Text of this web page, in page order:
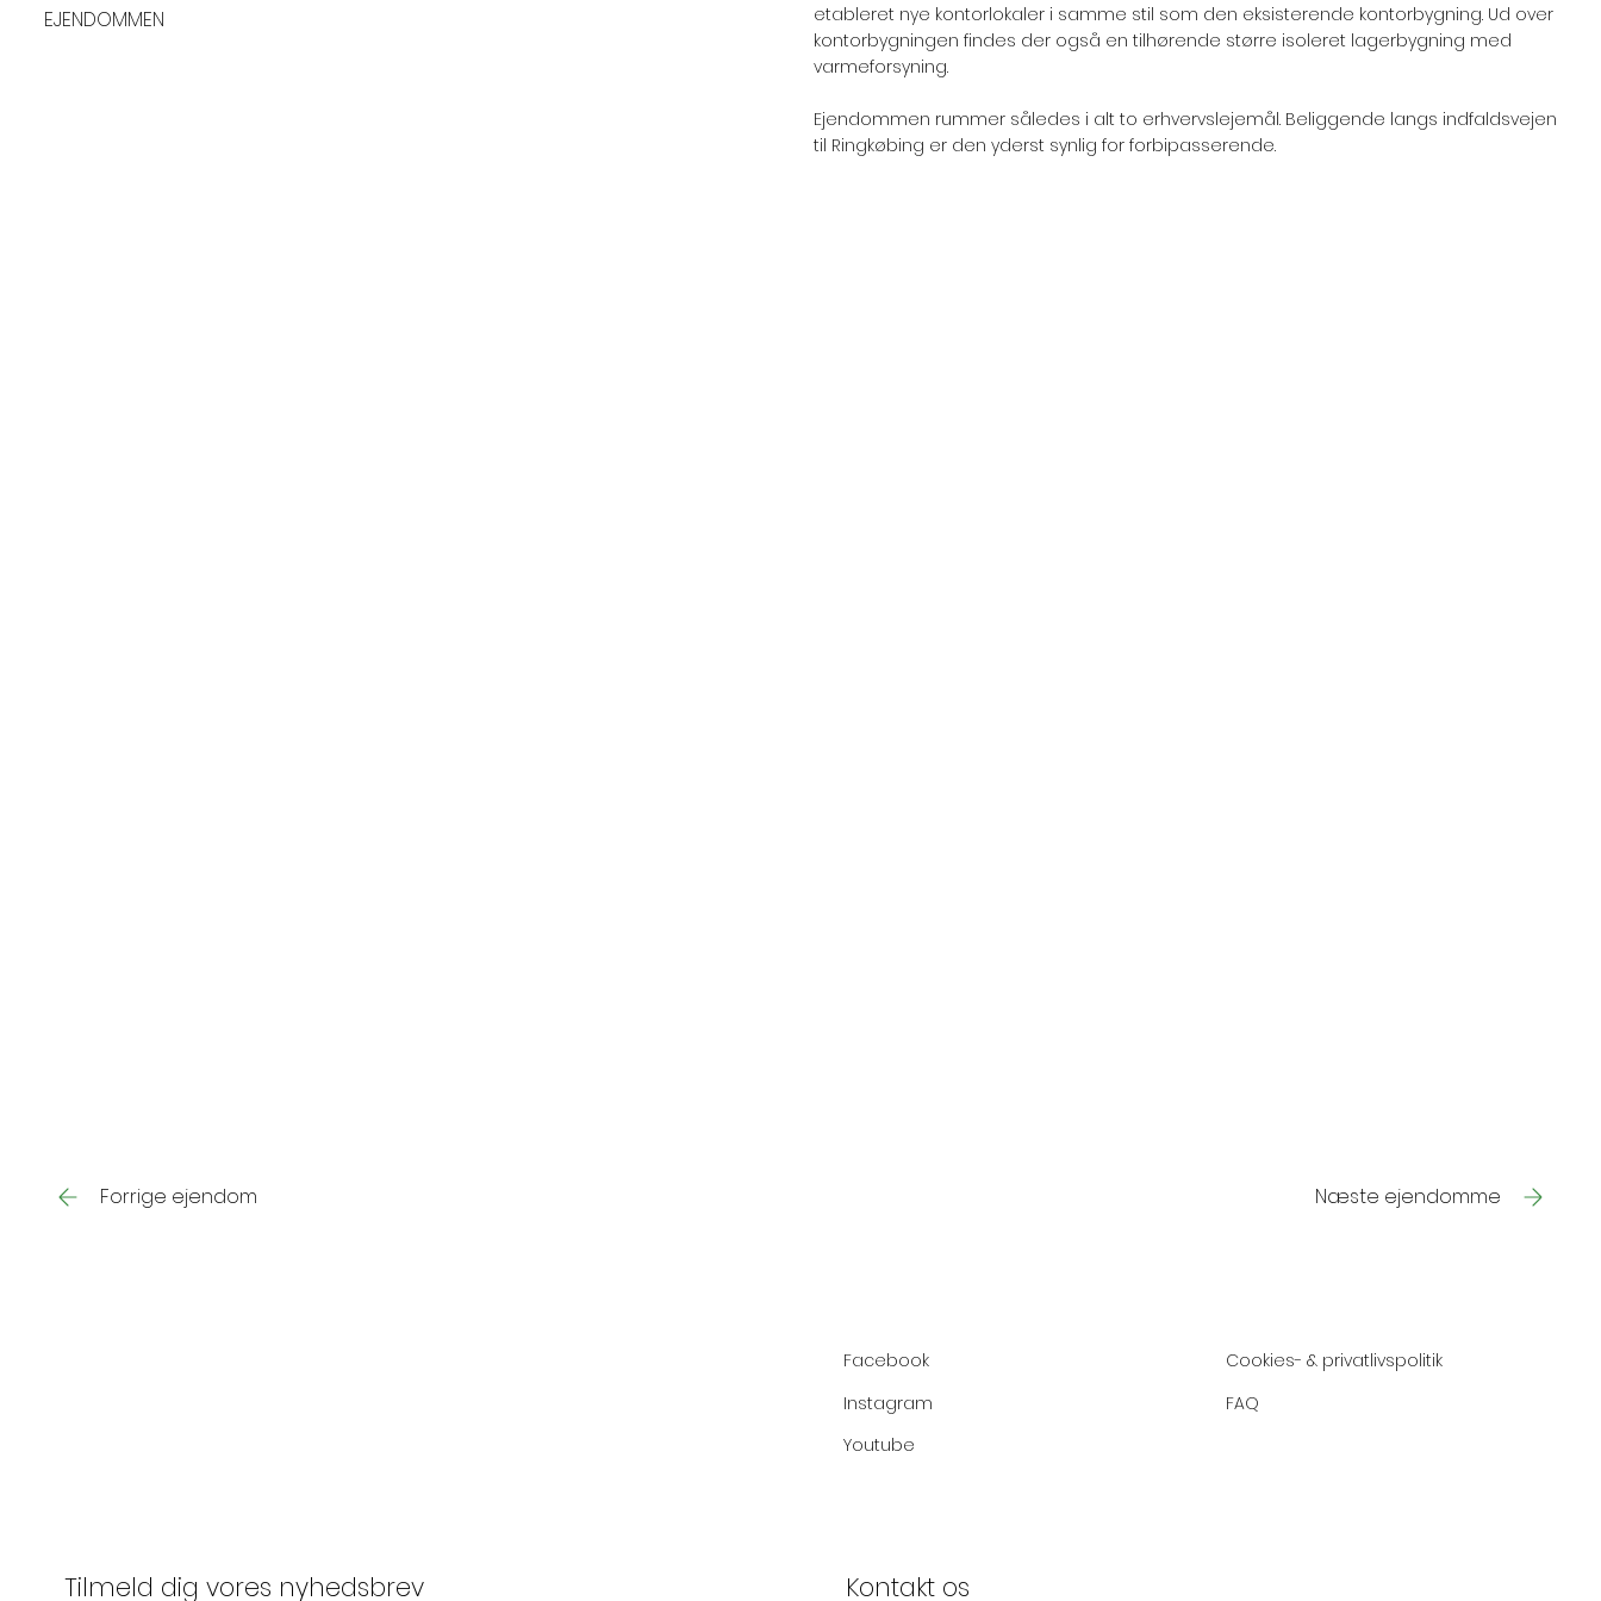
EJENDOMMEN
etableret nye kontorlokaler i samme stil som den eksisterende kontorbygning. Ud over
kontorbygningen findes der også en tilhørende større isoleret lagerbygning med
varmeforsyning.
Ejendommen rummer således i alt to erhvervslejemål. Beliggende langs indfaldsvejen
til Ringkøbing er den yderst synlig for forbipasserende.
Forrige ejendom Næste ejendomme
Facebook
Instagram
Youtube
Cookies- & privatlivspolitik
FAQ
Tilmeld dig vores nyhedsbrev Kontakt os